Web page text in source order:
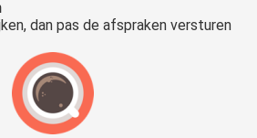
dan pas de afspraken versturen